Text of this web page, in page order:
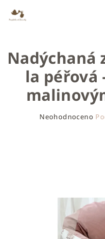
obsah
Nadýchaná
la péřová
Neohodnoceno